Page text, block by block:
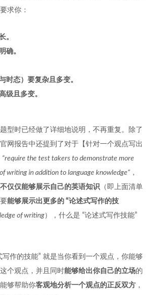
求你：
。
确。
时态）要复杂且多变。
级且多变。
型时已经做了详细地说明，不再重复。除了
网报告中还提到了对于【针对一个观点写出
“require the test takers to demonstrate more
writing in addition to language knowledge” ，
仅仅能够展示自己的英语知识 （即上面清单
能够展示出更多的 “论述式写作的技
of writing），什么是 “论述式写作技能”
写作的技能” 就是当你看到一个观点，你能够
个观点，并且同时能够给出你自己的立场的
够帮助你客观地分析一个观点的正反双方 ，